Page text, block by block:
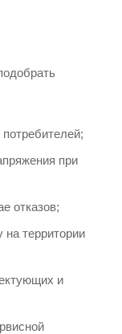
при
отказов;
территории
и